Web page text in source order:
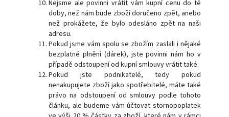
Nejsme ale povinni vrátit vám kupní cenu do té
doby, než nám bude zboží doručeno zpět, anebo
než prokážete, že bylo odesláno zpět na naši
adresu.
Pokud jsme vám spolu se zbožím zaslali i nějaké
bezplatné plnění (dárek), jste povinni nám ho v
případě odstoupení od kupní smlouvy vrátit také.
Pokud jste podnikatelé, tedy pokud
nenakupujete zboží jako spotřebitelé, máte také
právo na odstoupení od smlouvy podle tohoto
článku, ale budeme vám účtovat stornopoplatek